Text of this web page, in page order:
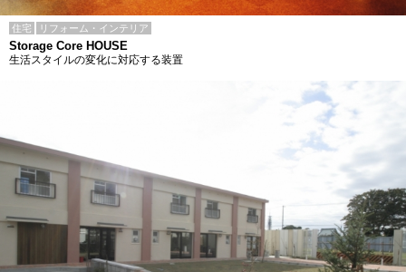
住宅 リフォーム・インテリア
Storage Core HOUSE
生活スタイルの変化に対応する装置